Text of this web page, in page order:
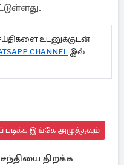
உடனுக்குடன்
CHANNEL இல்
இங்கே அழுத்தவும்
திறக்க